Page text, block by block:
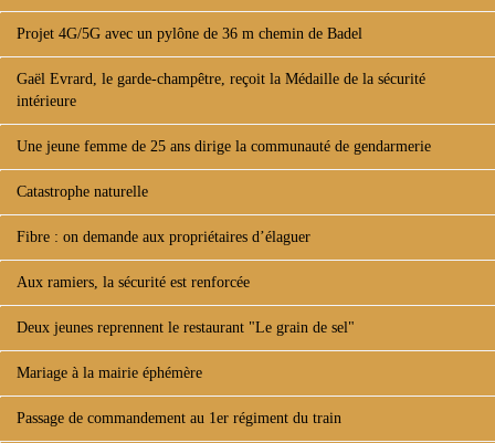
Projet 4G/5G avec un pylône de 36 m chemin de Badel
Gaël Evrard, le garde-champêtre, reçoit la Médaille de la sécurité
intérieure
Une jeune femme de 25 ans dirige la communauté de gendarmerie
Catastrophe naturelle
Fibre : on demande aux propriétaires d’élaguer
Aux ramiers, la sécurité est renforcée
Deux jeunes reprennent le restaurant "Le grain de sel"
Mariage à la mairie éphémère
Passage de commandement au 1er régiment du train